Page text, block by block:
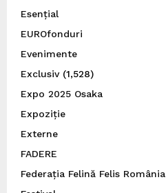
Esențial
EUROfonduri
Evenimente
Exclusiv(1,528)
Expo 2025 Osaka
Expoziție
Externe
FADERE
Federația Felină Felis România